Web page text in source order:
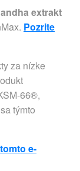
extrakt
Pozrite
za nízke
66®,
týmto
e-